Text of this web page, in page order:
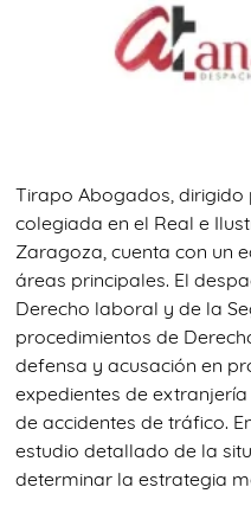
Tirapo Abogados,
colegiada en el Real e
Zaragoza, cuenta con un
áreas principales. El
Derecho laboral y de la
procedimientos de
defensa y acusación en
expedientes de
de accidentes de tráfico.
estudio detallado de la
determinar la estrategia